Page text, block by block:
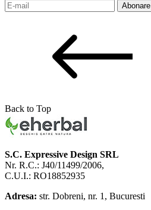
Abonare
Back to Top
S.C. Expressive Design SRL
Nr. R.C.: J40/11499/2006,
C.U.I.: RO18852935
Adresa: str. Dobreni, nr. 1, Bucuresti